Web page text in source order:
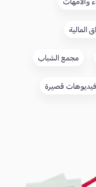
المالية
مجمع الشباب
فيديوهات قصيرة